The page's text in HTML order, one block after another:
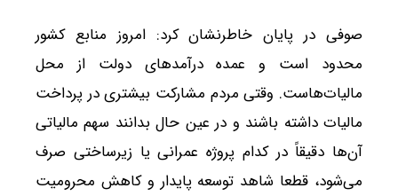
صوفی در پایان خاطرنشان کرد: امروز منابع کشور
محدود است و عمده درآمدهای دولت از محل
مالیات‌هاست. وقتی مردم مشارکت بیشتری در پرداخت
مالیات داشته باشند و در عین حال بدانند سهم مالیاتی
آن‌ها دقیقاً در کدام پروژه عمرانی یا زیرساختی صرف
می‌شود، قطعا شاهد توسعه پایدار و کاهش محرومیت